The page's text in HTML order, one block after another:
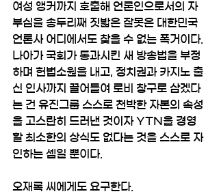
여성 앵커까지 호출해 언론인으로서의 자
부심을 송두리째 짓밟은 잘못은 대한민국
언론사 어디에서도 찾을 수 없는 폭거이다.
나아가 국회가 통과시킨 새 방송법을 부정
하며 헌법소원을 내고, 정치권과 카지노 출
신 인사까지 끌어들여 로비 창구로 삼겠다
는 건 유진그룹 스스로 천박한 자본의 속성
을 고스란히 드러낸 것이자 YTN을 경영
할 최소한의 상식도 없다는 것을 스스로 자
인하는 셈일 뿐이다.
오재록 씨에게도 요구한다.